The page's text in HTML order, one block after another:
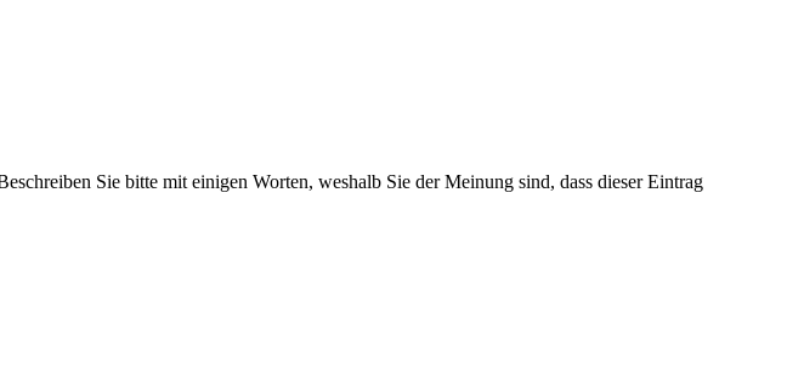
Sie bitte mit einigen Worten, weshalb Sie der Meinung sind, dass dieser Eintrag